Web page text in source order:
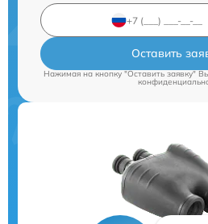
Оставить
Нажимая на кнопку "Оставить заявку"